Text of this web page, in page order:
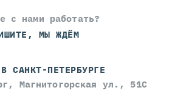
с нами работать?
МЫ ЖДЁМ
САНКТ-ПЕТЕРБУРГЕ
Магнитогорская ул., 51С